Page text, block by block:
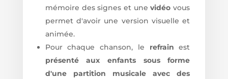
mémoire des signes et unevidéo vous
permet d'avoir une version visuelle et
animée.
Pour chaque chanson, le refrain est
présenté aux enfants sous forme
d'une partition musicale avec des